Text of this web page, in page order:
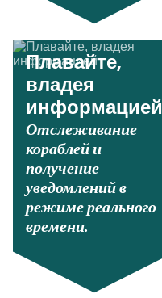
Плавайте,
владея
информацией
Отслеживание
кораблей и
получение
уведомлений в
режиме реального
времени.